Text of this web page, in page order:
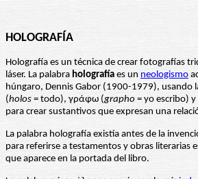
HOLOGRAFÍA
Holografía es un técnica de crear fotografías
láser. La palabra holografía es un neologismo
húngaro, Dennis Gabor (1900-1979), usando
(holos = todo), γράφω (grapho = yo escribo) y
para crear sustantivos que expresan una
La palabra holografía existía antes de la
para referirse a testamentos y obras literarias
que aparece en la portada del libro.